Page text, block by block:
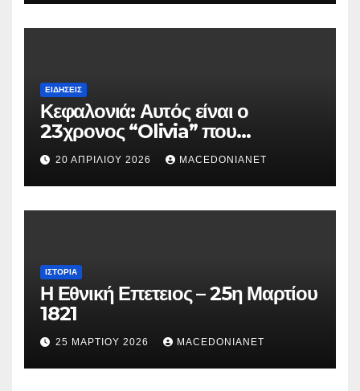
ΕΙΔΉΣΕΙΣ
Κεφαλονιά: Αυτός είναι ο
23χρονος “Olivia” που
κατηγορείται για τον θάνατο της
Μυρτούς
20 ΑΠΡΙΛΊΟΥ 2026 MACEDONIANET
ΙΣΤΟΡΊΑ
Η Εθνική Επετειος – 25η Μαρτίου
1821
25 ΜΑΡΤΊΟΥ 2026 MACEDONIANET